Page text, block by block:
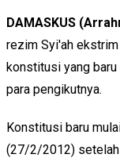
DAMASKUS
rezim Syi'ah
konstitusi yang
para pengikutnya.
Konstitusi baru
(27/2/2012) setelah